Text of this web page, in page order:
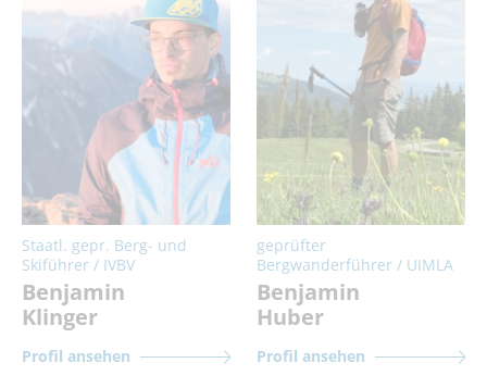
Staatl. gepr. Berg- und
Skiführer / IVBV
Benjamin
Klinger
Profil ansehen
geprüfter
Bergwanderführer / UIMLA
Benjamin
Huber
Profil ansehen